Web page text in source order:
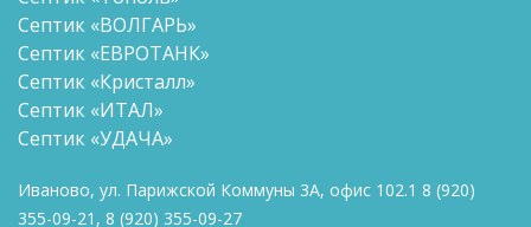
Септик «ВОЛГАРЬ»
Септик «ЕВРОТАНК»
Септик «Кристалл»
Септик «ИТАЛ»
Септик «УДАЧА»
Иваново, ул. Парижской Коммуны 3А, офис 102.1 8 (920)
355-09-21 , 8 (920) 355-09-27